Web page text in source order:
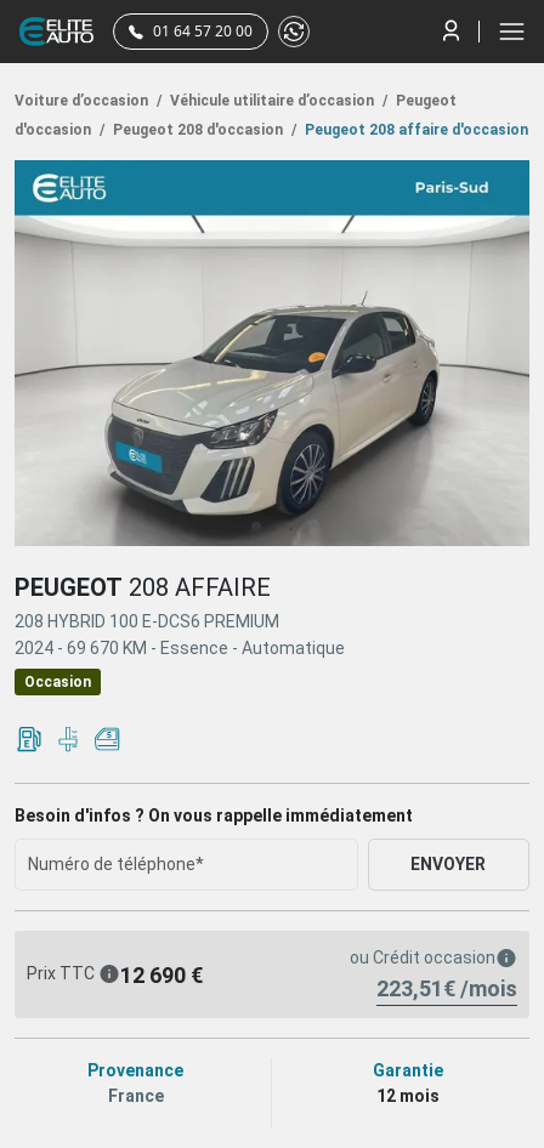
01 64 57 20 00
Voiture d’occasion / Véhicule utilitaire d’occasion /
Peugeot
d'occasion / Peugeot 208 d'occasion / Peugeot 208 affaire d'occasion
PEUGEOT 208 AFFAIRE
208 HYBRID 100 E-DCS6 PREMIUM
2024 - 69 670 KM - Essence - Automatique
Occasion
Besoin d'infos ? On vous rappelle immédiatement
ENVOYER
Prix TTC 12 690 €
ou Crédit occasion
223,51€ /mois
Provenance
France
Garantie
12 mois